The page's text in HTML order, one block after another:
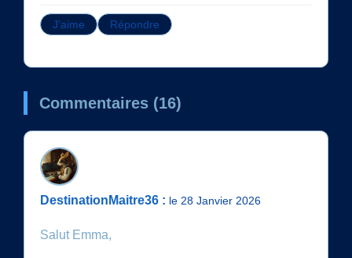
J'aime Répondre
Commentaires (16)
DestinationMaitre36 : le 28 Janvier 2026
Salut Emma,